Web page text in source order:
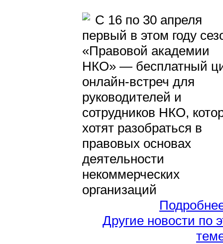
С 16 по 30 апреля
первый в этом году
«Правовой академии
НКО» — бесплатный
онлайн-встреч для
руководителей и
сотрудников НКО,
хотят разобраться в
правовых основах
деятельности
некоммерческих
организаций
Другие новости по